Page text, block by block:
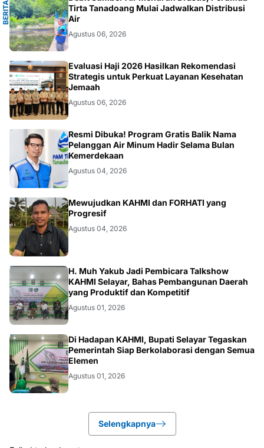
B
E
R
I
T
A
S
E
L
A
Y
AR
Tirta Tanadoang Mulai Jadwalkan Distribusi
Air
Agustus 06, 2026
HAJI
Evaluasi Haji 2026 Hasilkan Rekomendasi
Strategis untuk Perkuat Layanan Kesehatan
Jemaah
Agustus 06, 2026
DARMAWANG
Resmi Dibuka! Program Gratis Balik Nama
Pelanggan Air Minum Hadir Selama Bulan
Kemerdekaan
Agustus 04, 2026
FORHATI
Mewujudkan KAHMI dan FORHATI yang
Progresif
Agustus 04, 2026
KAHMI
H. Muh Yakub Jadi Pembicara Talkshow
KAHMI Selayar, Bahas Pembangunan Daerah
yang Produktif dan Kompetitif
Agustus 01, 2026
BUPATI
Di Hadapan KAHMI, Bupati Selayar Tegaskan
Pemerintah Siap Berkolaborasi dengan Semua
Elemen
Agustus 01, 2026
Selengkapnya